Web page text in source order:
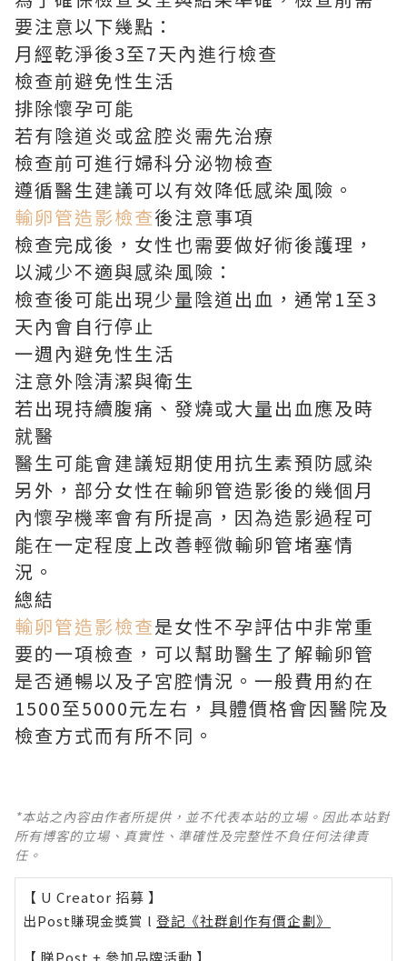
要注意以下幾點：
月經乾淨後3至7天內進行檢查
檢查前避免性生活
排除懷孕可能
若有陰道炎或盆腔炎需先治療
檢查前可進行婦科分泌物檢查
遵循醫生建議可以有效降低感染風險。
輸卵管造影檢查後注意事項
檢查完成後，女性也需要做好術後護理，
以減少不適與感染風險：
檢查後可能出現少量陰道出血，通常1至3
天內會自行停止
一週內避免性生活
注意外陰清潔與衛生
若出現持續腹痛、發燒或大量出血應及時
就醫
醫生可能會建議短期使用抗生素預防感染
另外，部分女性在輸卵管造影後的幾個月
內懷孕機率會有所提高，因為造影過程可
能在一定程度上改善輕微輸卵管堵塞情
況。
總結
輸卵管造影檢查是女性不孕評估中非常重
要的一項檢查，可以幫助醫生了解輸卵管
是否通暢以及子宮腔情況。一般費用約在
1500至5000元左右，具體價格會因醫院及
檢查方式而有所不同。
*本站之內容由作者所提供，並不代表本站的立場。因此本站對
所有博客的立場、真實性、準確性及完整性不負任何法律責
任。
【 U Creator 招募 】
出Post賺現金獎賞 l 登記《社群創作有價企劃》
【 睇Post + 參加品牌活動 】